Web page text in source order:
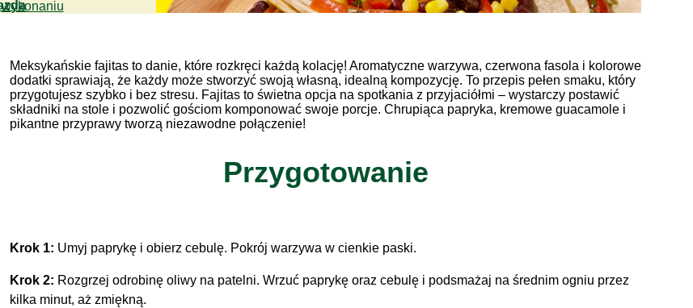
wykonaniu
Meksykańskie fajitas to danie, które rozkręci każdą kolację! Aromatyczne warzywa, czerwona fasola i kolorowe
dodatki sprawiają, że każdy może stworzyć swoją własną, idealną kompozycję. To przepis pełen smaku, który
przygotujesz szybko i bez stresu. Fajitas to świetna opcja na spotkania z przyjaciółmi – wystarczy postawić
składniki na stole i pozwolić gościom komponować swoje porcje. Chrupiąca papryka, kremowe guacamole i
pikantne przyprawy tworzą niezawodne połączenie!
Przygotowanie
Krok 1: Umyj paprykę i obierz cebulę. Pokrój warzywa w cienkie paski.
Krok 2: Rozgrzej odrobinę oliwy na patelni. Wrzuć paprykę oraz cebulę i podsmażaj na średnim ogniu przez
kilka minut, aż zmiękną.